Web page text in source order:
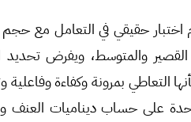
اختبار حقيقي في التعامل مع
والمتوسط، ويفرض تحديد
التعاطي بمرونة وكفاءة وفاعلية
على حساب ديناميات العنف